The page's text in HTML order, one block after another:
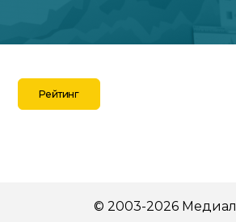
Рейтинг
© 2003-2026